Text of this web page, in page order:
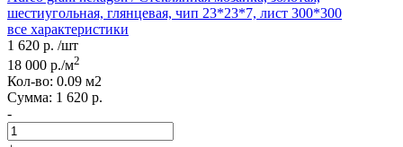
шестиугольная, глянцевая, чип 23*23*7, лист 300*300
все характеристики
1 620 р. /шт
18 000 р./м2
Кол-вo: 0.09 м2
Сумма: 1 620 р.
-